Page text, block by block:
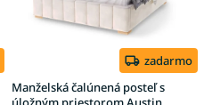
zadarmo
Manželská čalúnená posteľ s